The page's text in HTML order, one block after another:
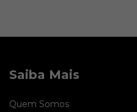
Saiba Mais
Quem Somos